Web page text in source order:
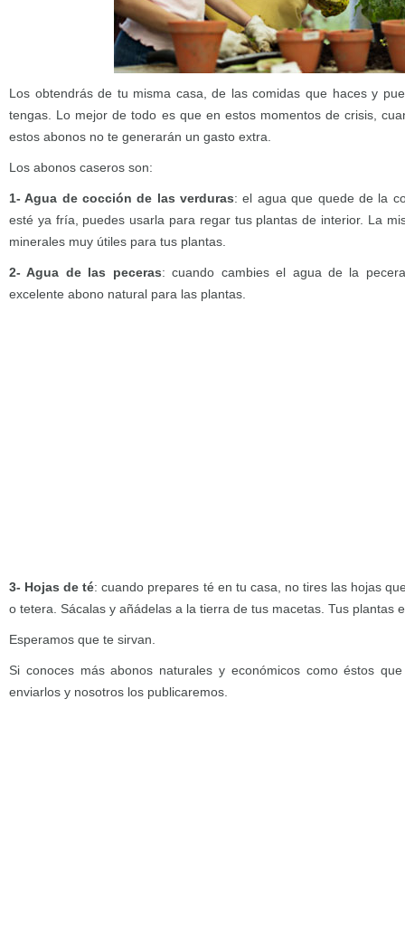
Los obtendrás de tu misma casa, de las comidas que haces y
tengas. Lo mejor de todo es que en estos momentos de crisis,
estos abonos no te generarán un gasto extra.
Los abonos caseros son:
1- Agua de cocción de las verduras: el agua que quede de la
esté ya fría, puedes usarla para regar tus plantas de interior. La
minerales muy útiles para tus plantas.
2- Agua de las peceras: cuando cambies el agua de la
excelente abono natural para las plantas.
3- Hojas de té: cuando prepares té en tu casa, no tires las hojas
o tetera. Sácalas y añádelas a la tierra de tus macetas. Tus plantas
Esperamos que te sirvan.
Si conoces más abonos naturales y económicos como éstos
enviarlos y nosotros los publicaremos.